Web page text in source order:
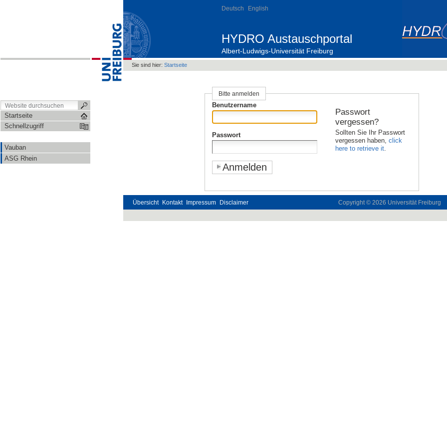
Startseite
Schnellzugriff
Vauban
ASG Rhein
Deutsch English
HYDRO Austauschportal
Albert-Ludwigs-Universität Freiburg
Sie sind hier: Startseite
Bitte anmelden
Passwort
vergessen?
Sollten Sie Ihr Passwort
vergessen haben, click
here to retrieve it.
Benutzername
Passwort
Übersicht Kontakt Impressum Disclaimer Copyright © 2026 Universität Freiburg